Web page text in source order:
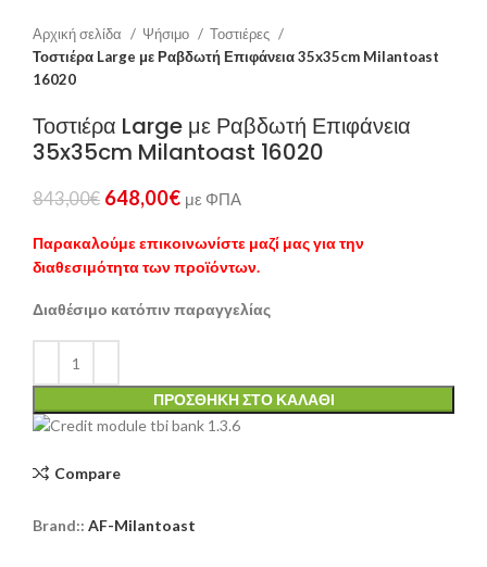
Αρχική σελίδα Ψήσιμο
Τοστιέρες
Τοστιέρα Large με Ραβδωτή Επιφάνεια 35x35cm Milantoast
16020
Τοστιέρα Large με Ραβδωτή Επιφάνεια
35x35cm Milantoast 16020
843,00€ 648,00€ με ΦΠΑ
Παρακαλούμε επικοινωνίστε μαζί μας για την
διαθεσιμότητα των προϊόντων.
Διαθέσιμο κατόπιν παραγγελίας
ΠΡΟΣΘΉΚΗ ΣΤΟ ΚΑΛΆΘΙ
Compare
Brand:: AF-Milantoast